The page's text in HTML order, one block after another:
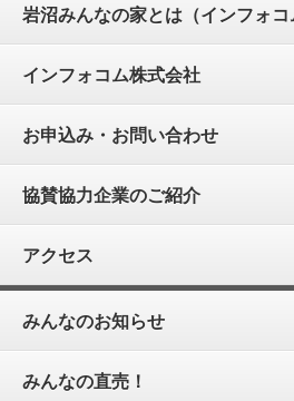
岩沼みんなの家とは（インフォコ
インフォコム株式会社
お申込み・お問い合わせ
協賛協力企業のご紹介
アクセス
みんなのお知らせ
みんなの直売！